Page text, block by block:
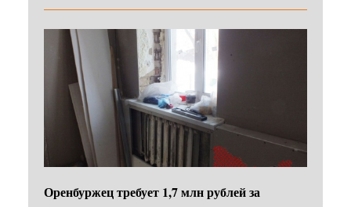
Оренбуржец требует 1,7 млн рублей за